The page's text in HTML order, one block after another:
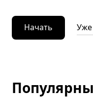
Начать Уже